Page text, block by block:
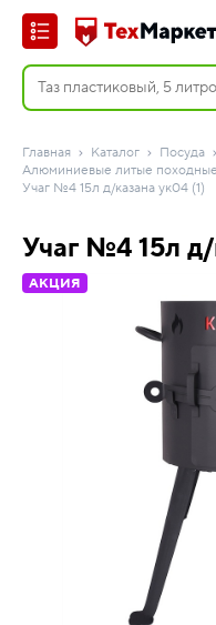
Главная Каталог Посуда
Алюминиевые литые
Учаг №4 15л д/казана ук04 (1)
Учаг №4 15л д/
АКЦИЯ